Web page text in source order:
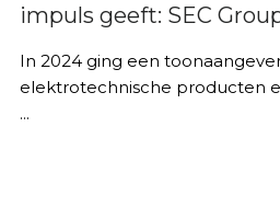
impuls geeft: SEC
In 2024 ging een
elektrotechnische producten
...